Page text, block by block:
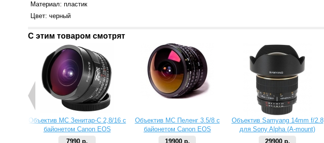
Материал: пластик
Цвет: черный
С этим товаром смотрят
Объектив МС Зенитар-C 2,8/16 с
байонетом Canon EOS
7990 р.
Объектив МС Пеленг 3.5/8 с
байонетом Canon EOS
19900 р.
Объектив Samyang 14mm f/2.8
для Sony Alpha (A-mount)
29900 р.